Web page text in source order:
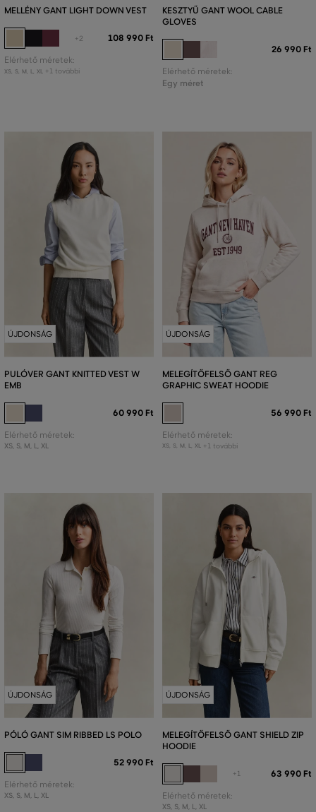
MELLÉNY GANT LIGHT DOWN VEST
+2 108 990 Ft
Elérhető méretek:
XS, S, M L XL +1 további
KESZTYŰ GANT WOOL CABLE
GLOVES
26 990 Ft
Elérhető méretek:
Egy méret
ÚJDONSÁG
PULÓVER GANT KNITTED VEST W
EMB
60 990 Ft
Elérhető méretek:
XS, S, M L XL
ÚJDONSÁG
MELEGÍTŐFELSŐ GANT REG
GRAPHIC SWEAT HOODIE
56 990 Ft
Elérhető méretek:
XS, S, M L, XL +1 további
ÚJDONSÁG
PÓLÓ GANT SIM RIBBED LS POLO
52 990 Ft
Elérhető méretek:
XS, S, M, L, XL
ÚJDONSÁG
MELEGÍTŐFELSŐ GANT SHIELD ZIP
HOODIE
+1 63 990 Ft
Elérhető méretek:
XS, S, M, L, XL